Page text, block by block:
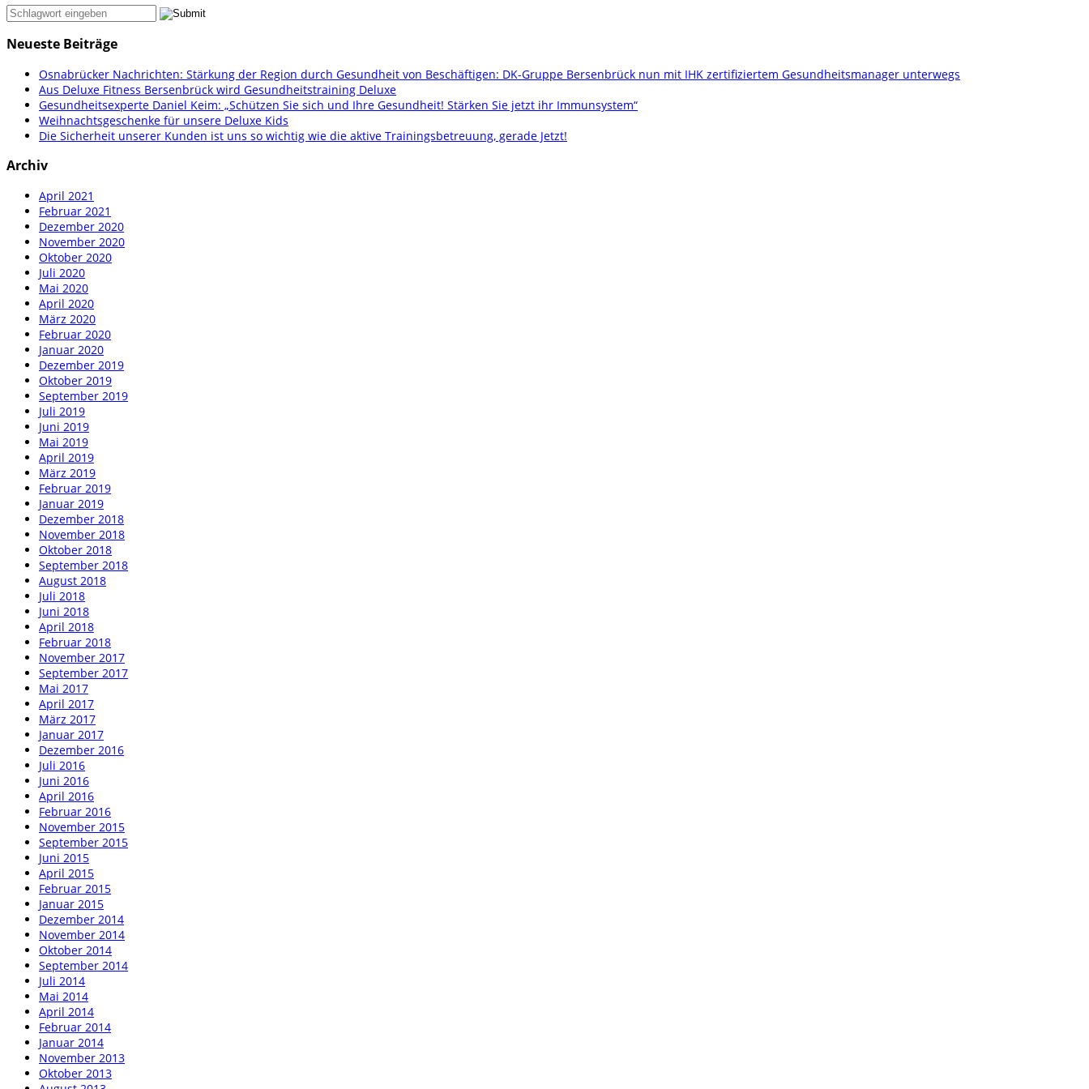
Neueste Beiträge
Osnabrücker Nachrichten: Stärkung der Region durch Gesundheit von Beschäftigen: DK-Gruppe Bersenbrück nun mit IHK zertifiziertem Gesundheitsmanager unterwegs
Aus Deluxe Fitness Bersenbrück wird Gesundheitstraining Deluxe
Gesundheitsexperte Daniel Keim: „Schützen Sie sich und Ihre Gesundheit! Stärken Sie jetzt ihr Immunsystem“
Weihnachtsgeschenke für unsere Deluxe Kids
Die Sicherheit unserer Kunden ist uns so wichtig wie die aktive Trainingsbetreuung, gerade Jetzt!
Archiv
April 2021
Februar 2021
Dezember 2020
November 2020
Oktober 2020
Juli 2020
Mai 2020
April 2020
März 2020
Februar 2020
Januar 2020
Dezember 2019
Oktober 2019
September 2019
Juli 2019
Juni 2019
Mai 2019
April 2019
März 2019
Februar 2019
Januar 2019
Dezember 2018
November 2018
Oktober 2018
September 2018
August 2018
Juli 2018
Juni 2018
April 2018
Februar 2018
November 2017
September 2017
Mai 2017
April 2017
März 2017
Januar 2017
Dezember 2016
Juli 2016
Juni 2016
April 2016
Februar 2016
November 2015
September 2015
Juni 2015
April 2015
Februar 2015
Januar 2015
Dezember 2014
November 2014
Oktober 2014
September 2014
Juli 2014
Mai 2014
April 2014
Februar 2014
Januar 2014
November 2013
Oktober 2013